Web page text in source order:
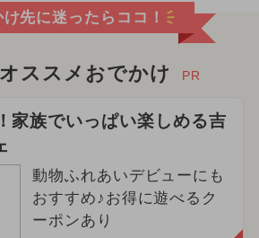
先に迷ったらココ！
ススメおでかけ PR
家族でいっぱい楽しめる吉
動物ふれあいデビューにも
おすすめ♪お得に遊べるク
ーポンあり